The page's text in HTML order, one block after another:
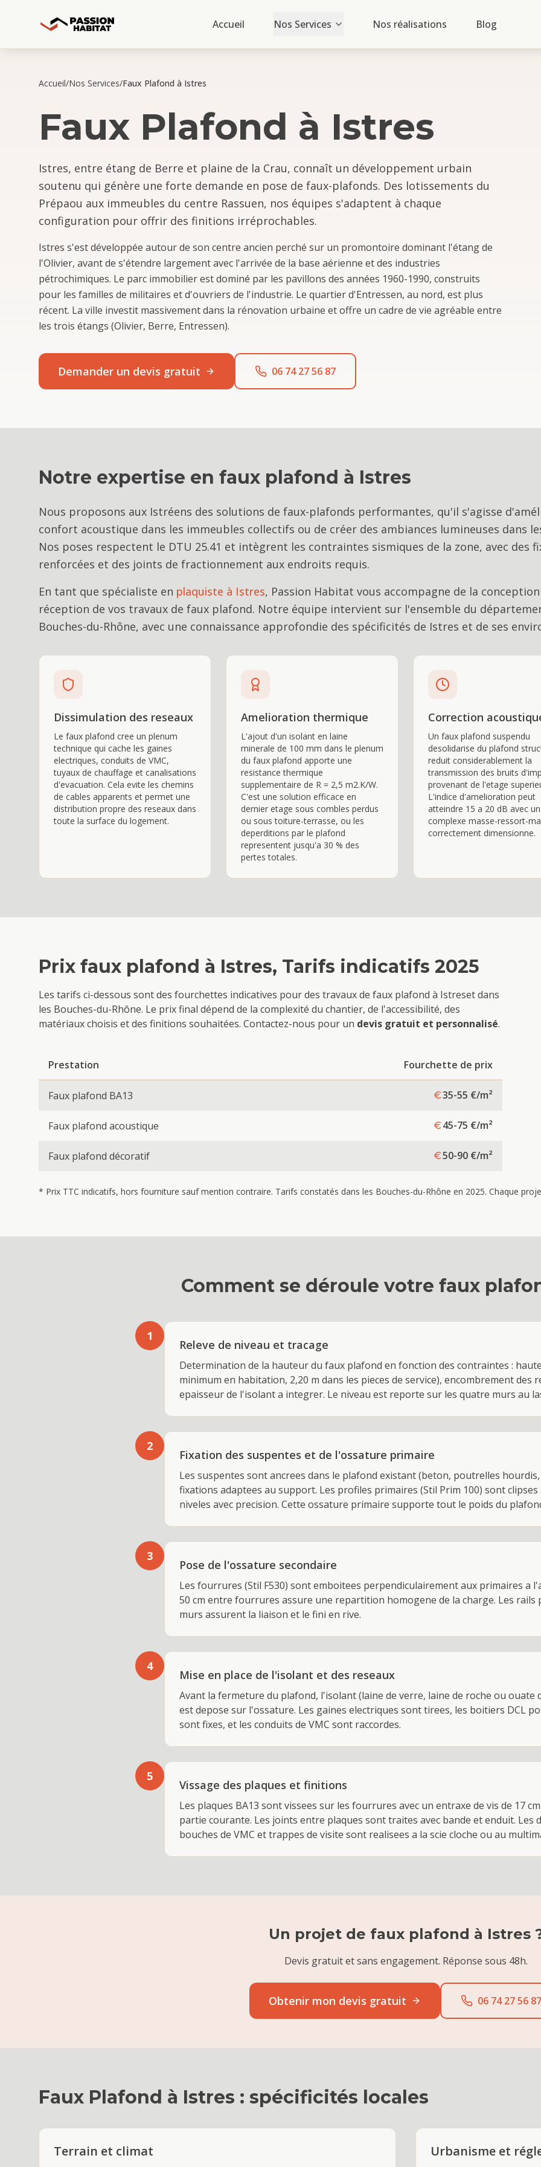
Accueil Nos Services Nos réalisations Blog
Accueil/Nos Services/Faux Plafond à Istres
Faux Plafond à Istres
Istres, entre étang de Berre et plaine de la Crau, connaît un développement urbain
soutenu qui génère une forte demande en pose de faux-plafonds. Des lotissements du
Prépaou aux immeubles du centre Rassuen, nos équipes s'adaptent à chaque
configuration pour offrir des finitions irréprochables.
Istres s'est développée autour de son centre ancien perché sur un promontoire dominant l'étang de
l'Olivier, avant de s'étendre largement avec l'arrivée de la base aérienne et des industries
pétrochimiques. Le parc immobilier est dominé par les pavillons des années 1960-1990, construits
pour les familles de militaires et d'ouvriers de l'industrie. Le quartier d'Entressen, au nord, est plus
récent. La ville investit massivement dans la rénovation urbaine et offre un cadre de vie agréable entre
les trois étangs (Olivier, Berre, Entressen).
Demander un devis gratuit 06 74 27 56 87
Notre expertise en faux plafond à Istres
Nous proposons aux Istréens des solutions de faux-plafonds performantes, qu'il s'agisse
confort acoustique dans les immeubles collectifs ou de créer des ambiances lumineuses dans
Nos poses respectent le DTU 25.41 et intègrent les contraintes sismiques de la zone, avec des
renforcées et des joints de fractionnement aux endroits requis.
En tant que spécialiste en plaquiste à Istres, Passion Habitat vous accompagne de la
réception de vos travaux de faux plafond. Notre équipe intervient sur l'ensemble du
Bouches-du-Rhône, avec une connaissance approfondie des spécificités de Istres et de ses
Dissimulation des reseaux
Le faux plafond cree un plenum
technique qui cache les gaines
electriques, conduits de VMC,
tuyaux de chauffage et canalisations
d'evacuation. Cela evite les chemins
de cables apparents et permet une
distribution propre des reseaux dans
toute la surface du logement.
Amelioration thermique
L'ajout d'un isolant en laine
minerale de 100 mm dans le plenum
du faux plafond apporte une
resistance thermique
supplementaire de R = 2,5 m2.K/W.
C'est une solution efficace en
dernier etage sous combles perdus
ou sous toiture-terrasse, ou les
deperditions par le plafond
representent jusqu'a 30 % des
pertes totales.
Correction
Un faux plafond suspendu
desolidarise du plafond
reduit considerablement la
transmission des bruits
provenant de l'etage
L'indice d'amelioration peut
atteindre 15 a 20 dB avec un
complexe masse-ressort-
correctement dimensionne.
Prix faux plafond à Istres, Tarifs indicatifs 2025
Les tarifs ci-dessous sont des fourchettes indicatives pour des travaux de faux plafond à Istreset dans
les Bouches-du-Rhône. Le prix final dépend de la complexité du chantier, de l'accessibilité, des
matériaux choisis et des finitions souhaitées. Contactez-nous pour un devis gratuit et personnalisé.
Prestation Fourchette de prix
Faux plafond BA13 35-55 €/m²
Faux plafond acoustique 45-75 €/m²
Faux plafond décoratif 50-90 €/m²
* Prix TTC indicatifs, hors fourniture sauf mention contraire. Tarifs constatés dans les Bouches-du-Rhône en 2025. Chaque
Comment se déroule votre faux
1
Releve de niveau et tracage
Determination de la hauteur du faux plafond en fonction des contraintes :
minimum en habitation, 2,20 m dans les pieces de service), encombrement des
epaisseur de l'isolant a integrer. Le niveau est reporte sur les quatre murs au
2
Fixation des suspentes et de l'ossature primaire
Les suspentes sont ancrees dans le plafond existant (beton, poutrelles
fixations adaptees au support. Les profiles primaires (Stil Prim 100) sont
niveles avec precision. Cette ossature primaire supporte tout le poids du
3
Pose de l'ossature secondaire
Les fourrures (Stil F530) sont emboitees perpendiculairement aux primaires a
50 cm entre fourrures assure une repartition homogene de la charge. Les rails
murs assurent la liaison et le fini en rive.
4
Mise en place de l'isolant et des reseaux
Avant la fermeture du plafond, l'isolant (laine de verre, laine de roche ou ouate
est depose sur l'ossature. Les gaines electriques sont tirees, les boitiers DCL
sont fixes, et les conduits de VMC sont raccordes.
5
Vissage des plaques et finitions
Les plaques BA13 sont vissees sur les fourrures avec un entraxe de vis de 17
partie courante. Les joints entre plaques sont traites avec bande et enduit. Les
bouches de VMC et trappes de visite sont realisees a la scie cloche ou au
Un projet de faux plafond à Istres
Devis gratuit et sans engagement. Réponse sous 48h.
Obtenir mon devis gratuit 06 74 27 56 87
Faux Plafond à Istres : spécificités locales
Terrain et climat Urbanisme et